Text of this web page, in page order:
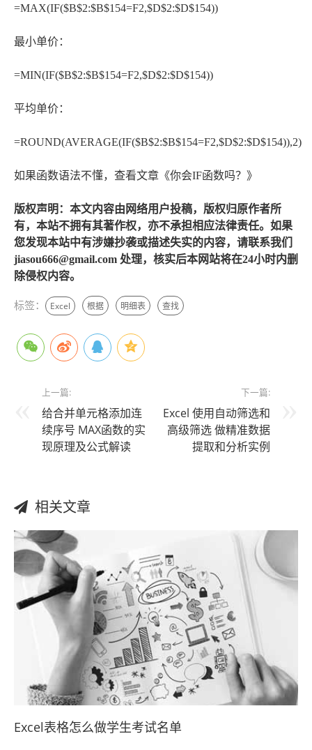
=MAX(IF($B$2:$B$154=F2,$D$2:$D$154))
最小单价：
=MIN(IF($B$2:$B$154=F2,$D$2:$D$154))
平均单价：
=ROUND(AVERAGE(IF($B$2:$B$154=F2,$D$2:$D$154)),2)
如果函数语法不懂，查看文章《你会IF函数吗？》
版权声明：本文内容由网络用户投稿，版权归原作者所
有，本站不拥有其著作权，亦不承担相应法律责任。如果
您发现本站中有涉嫌抄袭或描述失实的内容，请联系我们
jiasou666@gmail.com 处理，核实后本网站将在24小时内删
除侵权内容。
标签： Excel 根据 明细表 查找
上一篇:
给合并单元格添加连
续序号 MAX函数的实
现原理及公式解读
下一篇:
Excel 使用自动筛选和
高级筛选 做精准数据
提取和分析实例
相关文章
Excel表格怎么做学生考试名单